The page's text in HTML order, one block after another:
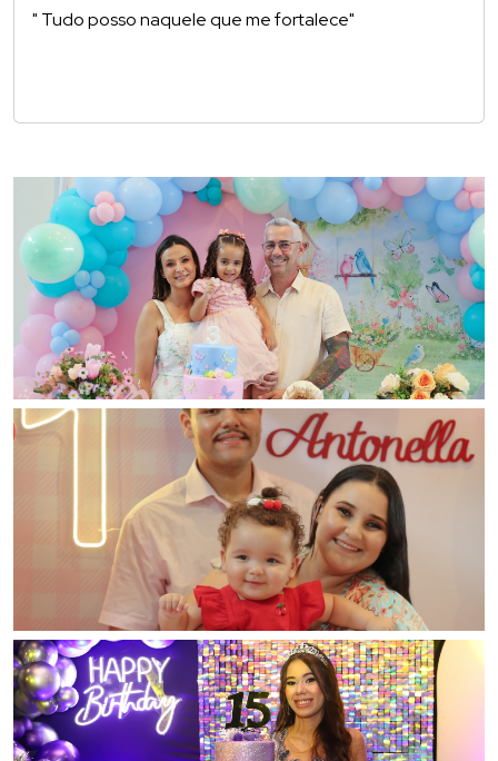
" Tudo posso naquele que me fortalece"